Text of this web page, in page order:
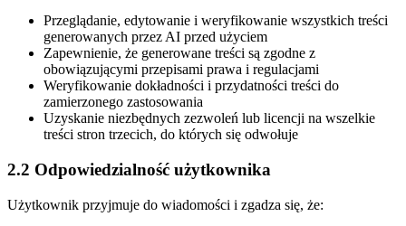
Przeglądanie, edytowanie i weryfikowanie wszystkich treści
generowanych przez AI przed użyciem
Zapewnienie, że generowane treści są zgodne z
obowiązującymi przepisami prawa i regulacjami
Weryfikowanie dokładności i przydatności treści do
zamierzonego zastosowania
Uzyskanie niezbędnych zezwoleń lub licencji na wszelkie
treści stron trzecich, do których się odwołuje
2.2 Odpowiedzialność użytkownika
Użytkownik przyjmuje do wiadomości i zgadza się, że: